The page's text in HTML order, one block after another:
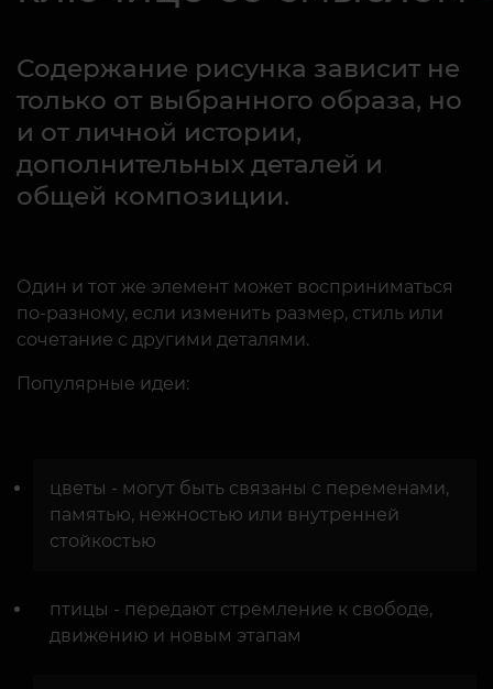
Содержание рисунка зависит не
только от выбранного образа, но
и от личной истории,
дополнительных деталей и
общей композиции.
Один и тот же элемент может восприниматься
по-разному, если изменить размер, стиль или
сочетание с другими деталями.
Популярные идеи:
цветы - могут быть связаны с переменами,
памятью, нежностью или внутренней
стойкостью
птицы - передают стремление к свободе,
движению и новым этапам